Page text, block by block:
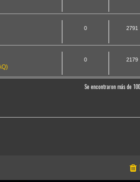
0 2791
0 2179
Se encontraron más de